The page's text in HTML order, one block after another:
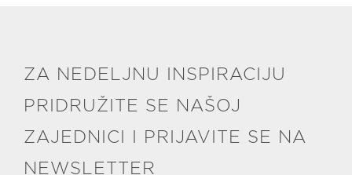
ZA NEDELJNU INSPIRACIJU
PRIDRUŽITE SE NAŠOJ
ZAJEDNICI I PRIJAVITE SE NA
NEWSLETTER